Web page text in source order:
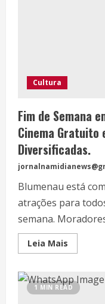
Cultura
Fim de Semana
Cinema Gratuito
Diversificadas.
Blumenau está
atrações para
semana.
Leia Mais
1 MIN READ